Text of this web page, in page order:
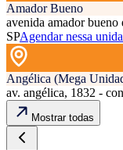
Amador Bueno
avenida amador
SPAgendar nessa
Angélica (Mega
av. angélica, 1832 -
Mostrar todas